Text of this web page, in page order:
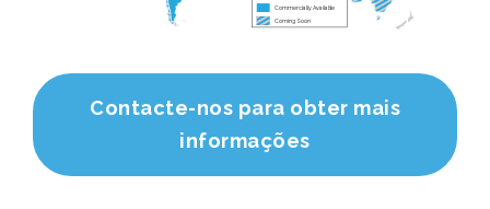
Commercially Available
Coming Soon
Contacte-nos para obter mais
informações